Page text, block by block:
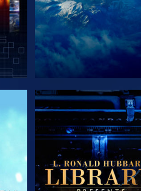
EXPLORA LAS SERIES